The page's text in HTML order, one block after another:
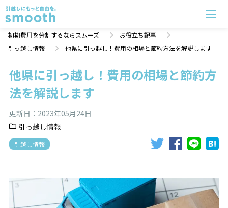
初期費用を分割するならスムーズ
お役立ち記事
引っ越し情報
他県に引っ越し！費用の相場と節約方法を解説します
他県に引っ越し！費用の相場と節約方
法を解説します
更新日： 2023年05月24日
引っ越し情報
引越し情報